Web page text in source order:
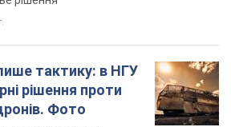
тактику: в НГУ
рішення проти
Фото